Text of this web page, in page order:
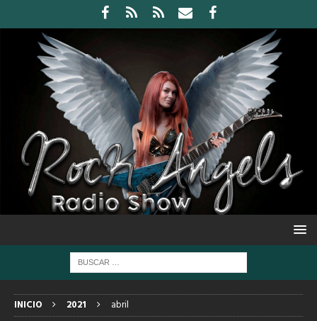
INICIO 2021 abril